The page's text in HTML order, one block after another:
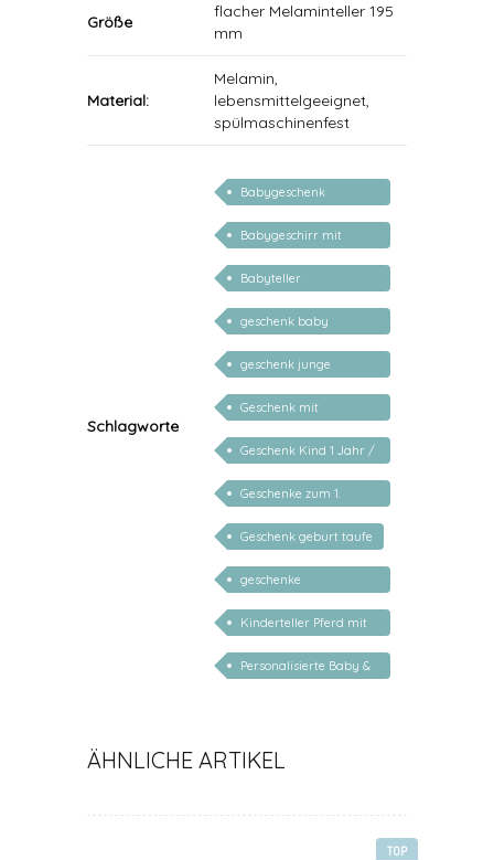
Größe
flacher Melaminteller 195
mm
Material:
Melamin,
lebensmittelgeeignet,
spülmaschinenfest
Schlagworte
Babygeschenk
personalisiert
Babygeschirr mit
Name
Babyteller
personalisiert
geschenk baby
personalisiert
geschenk junge
mädchen
Geschenk mit
persönlichem Namen
Geschenk Kind 1 Jahr /
2 Jahre / 3 Jahre
Geschenke zum 1.
Geburtstag
Geschenk geburt taufe
geschenke
personalisiert kinder
Kinderteller Pferd mit
Name
Personalisierte Baby &
ÄHNLICHE ARTIKEL
TOP